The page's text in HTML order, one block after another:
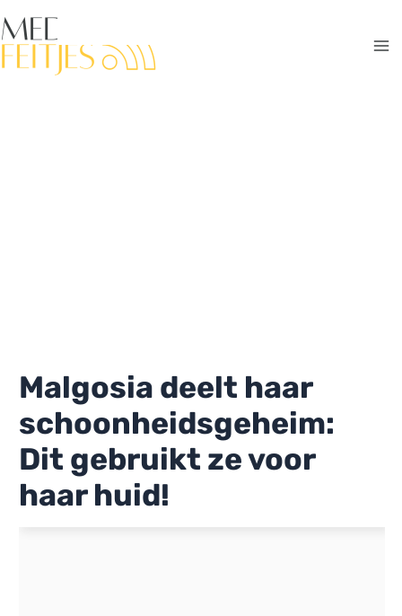
naar
de
Malgosia deelt haar
schoonheidsgeheim:
Dit gebruikt ze voor
haar huid!